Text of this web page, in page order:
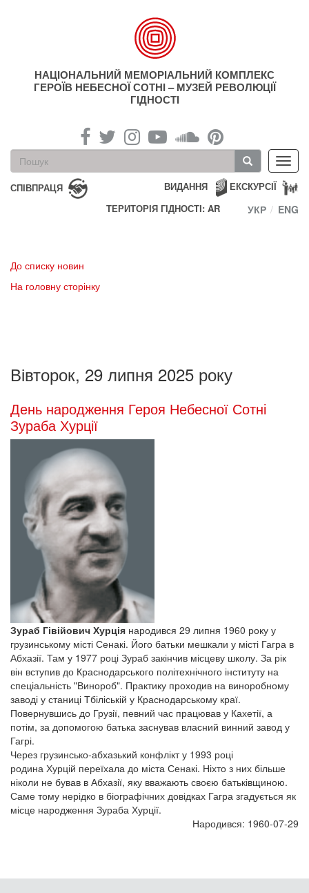
НАЦІОНАЛЬНИЙ МЕМОРІАЛЬНИЙ КОМПЛЕКС
ГЕРОЇВ НЕБЕСНОЇ СОТНІ – МУЗЕЙ РЕВОЛЮЦІЇ
ГІДНОСТІ
Пошукова
форма
Пошук
СПІВПРАЦЯ ЕКСКУРСІЇ
ВИДАННЯ
ТЕРИТОРІЯ ГІДНОСТІ: AR
УКР ENG
До списку новин
На головну сторінку
Вівторок, 29 липня 2025 року
День народження Героя Небесної Сотні
Зураба Хурції
Зураб Гівійович Хурція народився 29 липня 1960 року у
грузинському місті Сенакі. Його батьки мешкали у місті Гагра в
Абхазії. Там у 1977 році Зураб закінчив місцеву школу. За рік
він вступив до Краснодарського політехнічного інституту на
спеціальність "Винороб". Практику проходив на виноробному
заводі у станиці Тбіліській у Краснодарському краї.
Повернувшись до Грузії, певний час працював у Кахетії, а
потім, за допомогою батька заснував власний винний завод у
Гагрі.
Через грузинсько-абхазький конфлікт у 1993 році
родина Хурцій переїхала до міста Сенакі. Ніхто з них більше
ніколи не бував в Абхазії, яку вважають своєю батьківщиною.
Саме тому нерідко в біографічних довідках Гагра згадується як
місце народження Зураба Хурції.
Народився: 1960-07-29